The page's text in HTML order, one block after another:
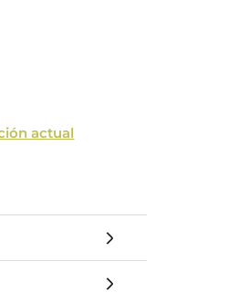
actual